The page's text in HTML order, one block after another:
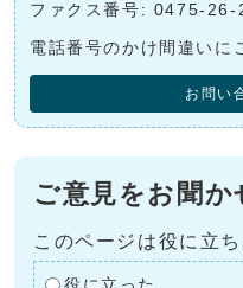
ファクス番号: 0475-26-
電話番号のかけ間違いに
お問い
ご意見をお聞か
このページは役に立